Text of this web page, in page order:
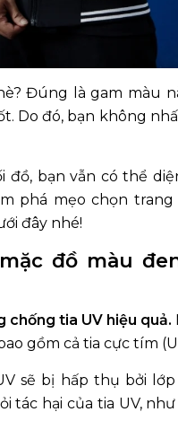
Đúng là gam màu
Do đó, bạn không
đồ, bạn vẫn có thể
phá mẹo chọn
đây nhé!
đồ màu
chống tia UV hiệu quả.
gồm cả tia cực tím
sẽ bị hấp thụ bởi
tác hại của tia UV,